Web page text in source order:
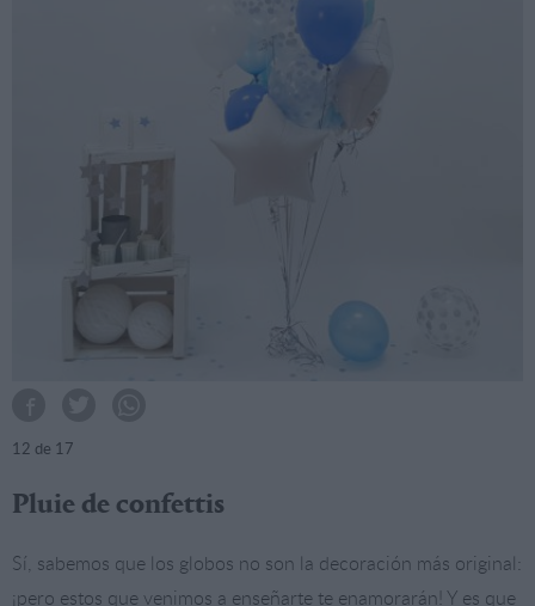
12 de 17
Pluie de confettis
Sí, sabemos que los globos no son la decoración más original:
¡pero estos que venimos a enseñarte te enamorarán! Y es que